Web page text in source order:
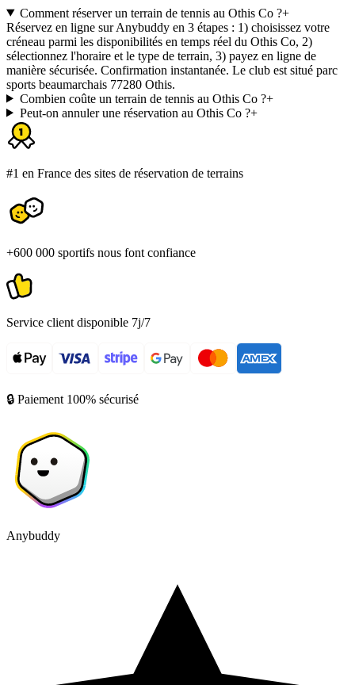
Comment réserver un terrain de tennis au Othis Co ?+
Réservez en ligne sur Anybuddy en 3 étapes : 1) choisissez votre
créneau parmi les disponibilités en temps réel du Othis Co, 2)
sélectionnez l'horaire et le type de terrain, 3) payez en ligne de
manière sécurisée. Confirmation instantanée. Le club est situé parc
sports beaumarchais 77280 Othis.
Combien coûte un terrain de tennis au Othis Co ?+
Peut-on annuler une réservation au Othis Co ?+
#1 en France des sites de réservation de terrains
+600 000 sportifs nous font confiance
Service client disponible 7j/7
🔒 Paiement 100% sécurisé
Anybuddy